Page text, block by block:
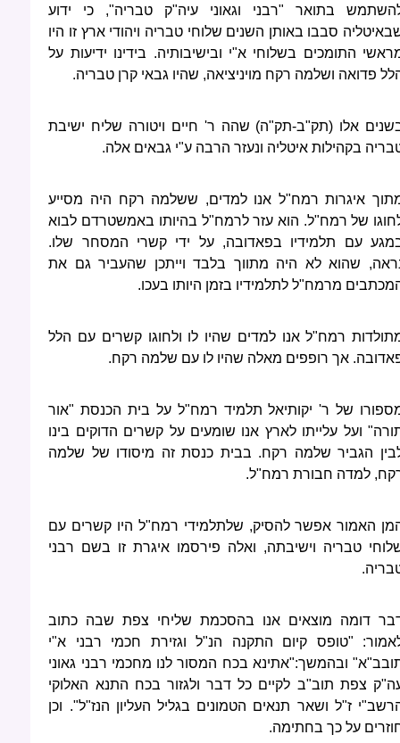
בתואר "רבני וגאוני עיה"ק טבריה", כי ידוע
סבבו באותן השנים שלוחי טבריה ויהודי ארץ זו היו
התומכים בשלוחי א"י ובישיבותיה. בידינו ידיעות על
פדואה ושלמה רקח מויניציאה, שהיו גבאי קרן טבריה.
אלו (תק"ב-תק"ה) שהה ר' חיים ויטורה שליח ישיבת
בקהילות איטליה ונעזר הרבה ע"י גבאים אלה.
איגרות רמח"ל אנו למדים, ששלמה רקח היה מסייע
של רמח"ל. הוא עזר לרמח"ל בהיותו באמשטרדם לבוא
עם תלמידיו בפאדובה, על ידי קשרי המסחר שלו.
שהוא לא היה מתווך בלבד וייתכן שהעביר גם את
מרמח"ל לתלמידיו בזמן היותו בעכו.
רמח"ל אנו למדים שהיו לו ולחוגו קשרים עם הלל
אך רופפים מאלה שהיו לו עם שלמה רקח.
של ר' יקותיאל תלמיד רמח"ל על בית הכנסת "אור
ועל עלייתו לארץ אנו שומעים על קשרים הדוקים בינו
הגביר שלמה רקח. בבית כנסת זה מיסודו של שלמה
למדה חבורת רמח"ל.
האמור אפשר להסיק, שלתלמידי רמח"ל היו קשרים עם
טבריה וישיבתה, ואלה פירסמו איגרת זו בשם רבני
דומה מוצאים אנו בהסכמת שליחי צפת שבה כתוב
"טופס קיום התקנה הנ"ל וגזירת חכמי רבני א"י
ובהמשך:"אתינא בכח המסור לנו מחכמי רבני גאוני
צפת תוב"ב לקיים כל דבר ולגזור בכח התנא האלוקי
ז"ל ושאר תנאים הטמונים בגליל העליון הנז"ל". וכן
על כך בחתימה.